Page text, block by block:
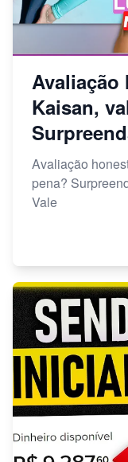
Avaliação
Kaisan,
Avaliação
pena?
Vale